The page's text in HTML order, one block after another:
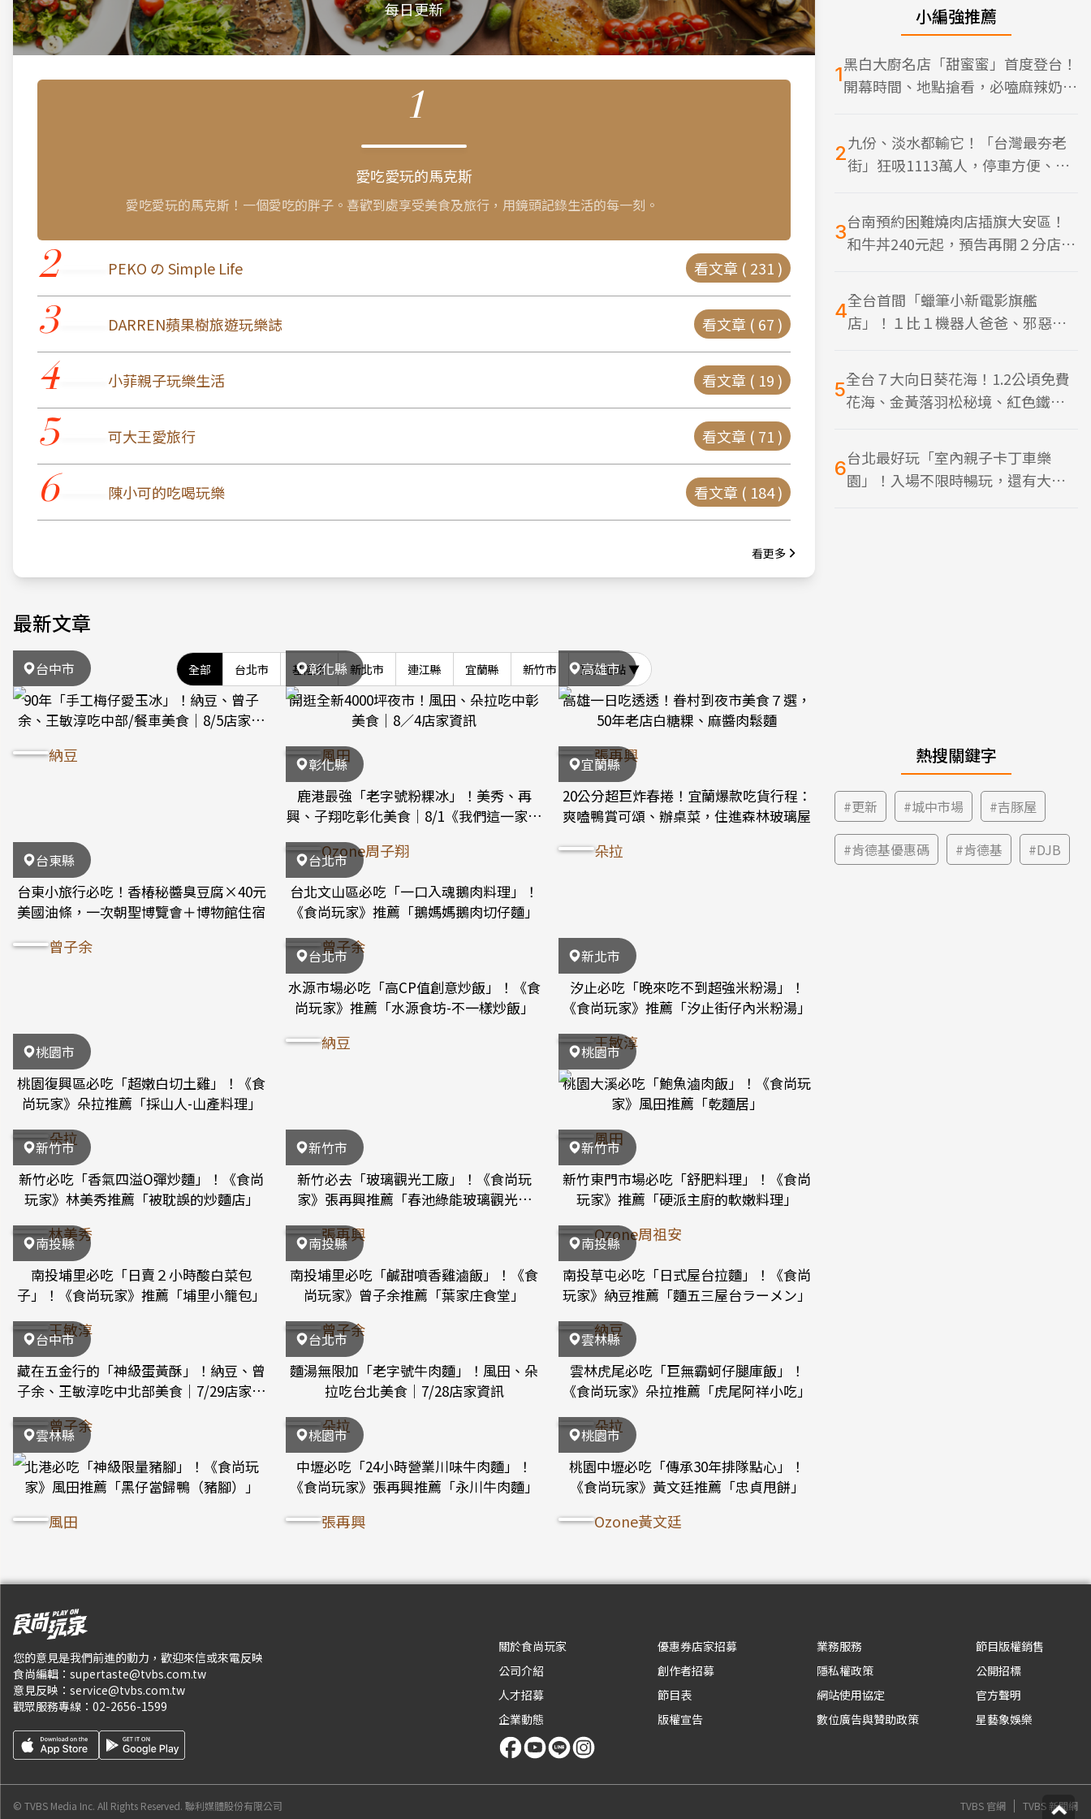
每日更新
1
愛吃愛玩的馬克斯
愛吃愛玩的馬克斯！一個愛吃的胖子。喜歡到處享受美食及旅行，用鏡頭記錄生活的每一刻。
2 PEKO の Simple Life 看文章 ( 231 )
3 DARREN蘋果樹旅遊玩樂誌 看文章 ( 67 )
4 小菲親子玩樂生活 看文章 ( 19 )
5 可大王愛旅行 看文章 ( 71 )
6 陳小可的吃喝玩樂 看文章 ( 184)
看更多
最新文章
全部 台北市 基隆市 新北市 連江縣 宜蘭縣 新竹市 更多地點 ▼
台中市
90年「手工梅仔愛玉冰」！納豆、曾子
余、王敏淳吃中部/餐車美食｜8/5店家資
納豆
彰化縣
開逛全新4000坪夜市！風田、朵拉吃中彰
美食｜8／4店家資訊
風田
高雄市
高雄一日吃透透！眷村到夜市美食７選，
50年老店白糖粿、麻醬肉鬆麵
張再興
彰化縣
鹿港最強「老字號粉粿冰」！美秀、再
興、子翔吃彰化美食｜8/1《我們這一家》
Ozone周子翔
宜蘭縣
20公分超巨炸春捲！宜蘭爆款吃貨行程：
爽嗑鴨賞可頌、辦桌菜，住進森林玻璃屋
朵拉
台東縣
台東小旅行必吃！香椿秘醬臭豆腐×40元
美國油條，一次朝聖博覽會＋博物館住宿
曾子余
台北市
台北文山區必吃「一口入魂鵝肉料理」！
《食尚玩家》推薦「鵝媽媽鵝肉切仔麵」
曾子余
台北市
水源市場必吃「高CP值創意炒飯」！《食
尚玩家》推薦「水源食坊-不一樣炒飯」
納豆
新北市
汐止必吃「晚來吃不到超強米粉湯」！
《食尚玩家》推薦「汐止街仔內米粉湯」
王敏淳
桃園市
桃園復興區必吃「超嫩白切土雞」！《食
尚玩家》朵拉推薦「採山人-山產料理」
朵拉
桃園市
桃園大溪必吃「鮑魚滷肉飯」！《食尚玩
家》風田推薦「乾麵居」
風田
新竹市
新竹必吃「香氣四溢O彈炒麵」！《食尚
玩家》林美秀推薦「被耽誤的炒麵店」
林美秀
新竹市
新竹必去「玻璃觀光工廠」！《食尚玩
家》張再興推薦「春池綠能玻璃觀光工
張再興
新竹市
新竹東門市場必吃「舒肥料理」！《食尚
玩家》推薦「硬派主廚的軟嫩料理」
Ozone周祖安
南投縣
南投埔里必吃「日賣２小時酸白菜包
子」！《食尚玩家》推薦「埔里小籠包」
王敏淳
南投縣
南投埔里必吃「鹹甜噴香雞滷飯」！《食
尚玩家》曾子余推薦「葉家庄食堂」
曾子余
南投縣
南投草屯必吃「日式屋台拉麵」！《食尚
玩家》納豆推薦「麵五三屋台ラーメン」
納豆
台中市
藏在五金行的「神級蛋黃酥」！納豆、曾
子余、王敏淳吃中北部美食｜7/29店家資
曾子余
台北市
麵湯無限加「老字號牛肉麵」！風田、朵
拉吃台北美食｜7/28店家資訊
朵拉
雲林縣
雲林虎尾必吃「巨無霸蚵仔腿庫飯」！
《食尚玩家》朵拉推薦「虎尾阿祥小吃」
朵拉
雲林縣
北港必吃「神級限量豬腳」！《食尚玩
家》風田推薦「黑仔當歸鴨（豬腳）」
風田
桃園市
中壢必吃「24小時營業川味牛肉麵」！
《食尚玩家》張再興推薦「永川牛肉麵」
張再興
桃園市
桃園中壢必吃「傳承30年排隊點心」！
《食尚玩家》黃文廷推薦「忠貞甩餅」
Ozone黃文廷
小編強推薦
1黑白大廚名店「甜蜜蜜」首度登台！
開幕時間、地點搶看，必嗑麻辣奶油
2九份、淡水都輸它！「台灣最夯老
街」狂吸1113萬人，停車方便、特
3台南預約困難燒肉店插旗大安區！
和牛丼240元起，預告再開２分店、
4全台首間「蠟筆小新電影旗艦
店」！１比１機器人爸爸、邪惡正
5全台７大向日葵花海！1.2公頃免費
花海、金黃落羽松秘境、紅色鐵橋
6台北最好玩「室內親子卡丁車樂
園」！入場不限時暢玩，還有大螢
熱搜關鍵字
#更新 #城中市場 #吉豚屋
#肯德基優惠碼 #肯德基 #DJB
您的意見是我們前進的動力，歡迎來信或來電反映
食尚編輯： supertaste@tvbs.com.tw
意見反映： service@tvbs.com.tw
觀眾服務專線： 02-2656-1599
關於食尚玩家
公司介紹
人才招募
企業動態
優惠券店家招募
創作者招募
節目表
版權宣告
業務服務
隱私權政策
網站使用協定
數位廣告與贊助政策
節目版權銷售
公開招標
官方聲明
星藝象娛樂
© TVBS Media Inc. All Rights Reserved. 聯利媒體股份有限公司 TVBS 官網 TVBS 新聞網